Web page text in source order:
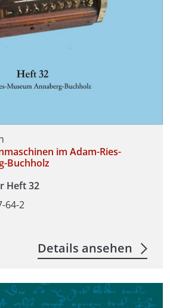
im Adam-Ries-
Buchholz
Heft 32
64-2
Details ansehen